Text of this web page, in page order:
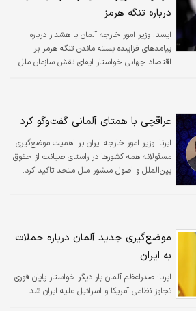
درباره تنگه هرمز
ايسنا: وزیر امور خارجه آلمان با هشدار درباره
پیامدهای فزاینده بسته ماندن تنگه هرمز بر
اقتصاد جهانی خواستار ایفای نقش سازمان ملل
عراقچی با همتای آلمانی گفت‌و‌گو کرد
ایرنا: وزیر امور خارجه ایران بر اهمیت موضع‌گیری
مسئولانه همه کشورها در راستای صیانت از حقوق
بین‌الملل و اصول منشور ملل متحد تاکید کرد.
موضع‌گیری جدید آلمان درباره حملات
به ایران
ایرنا: صدراعظم آلمان بار دیگر خواستار پایان فوری
تجاوز نظامی آمریکا و اسرائیل علیه ایران شد.